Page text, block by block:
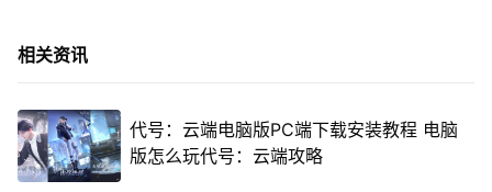
相关资讯
代号：云端电脑版PC端下载安装教程 电脑
版怎么玩代号：云端攻略